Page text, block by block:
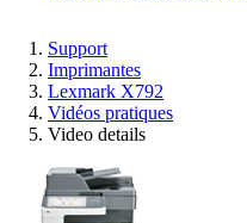
Support
Imprimantes
Lexmark X792
Vidéos pratiques
Video details